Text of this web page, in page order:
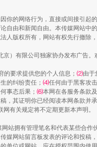
标准开始实施
你的网络行为，直接或间接引起
自由和新闻自由。本传媒网站中
版权所有，网站有权先行撤除
）有限公司独家协办发布广告
的要求提供您的个人信息； ⑵由于
的纠纷责任； ⑷任何由于黑客攻
事态后果； ⑹本网在各服务条款
其证明你已经阅读本网条款并
有关规定将不定期更新本声明。
站拥有管理笔名和代表某些合
媒网站留言板发表的评论和投稿